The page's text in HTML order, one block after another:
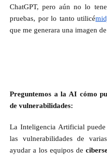
ChatGPT, pero aún no lo
pruebas, por lo tanto utilicé
que me generara una imagen
Preguntemos a la AI cómo
de vulnerabilidades:
La Inteligencia Artificial
las vulnerabilidades de
ayudar a los equipos de